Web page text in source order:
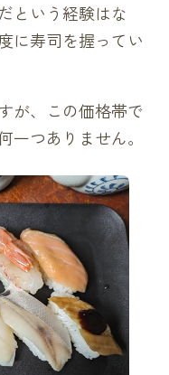
という経験はな
に寿司を握ってい
が、この価格帯で
一つありません。